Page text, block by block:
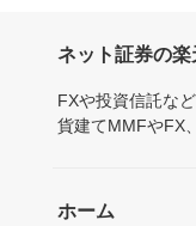
ネット証券の
FXや投資信託な
貨建てMMFやFX
ホーム